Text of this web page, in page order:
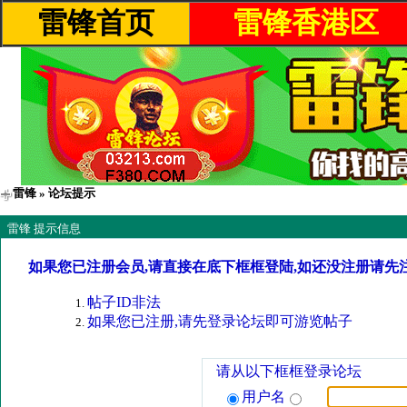
雷锋首页 雷锋香港区
雷锋 » 论坛提示
雷锋 提示信息
如果您已注册会员,请直接在底下框框登陆,如还没注册请先
帖子ID非法
如果您已注册,请先登录论坛即可游览帖子
请从以下框框登录论坛
用户名